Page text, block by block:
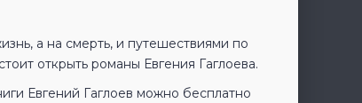
а на смерть, и путешествиями по
открыть романы Евгения Гаглоева.
Евгений Гаглоев можно бесплатно